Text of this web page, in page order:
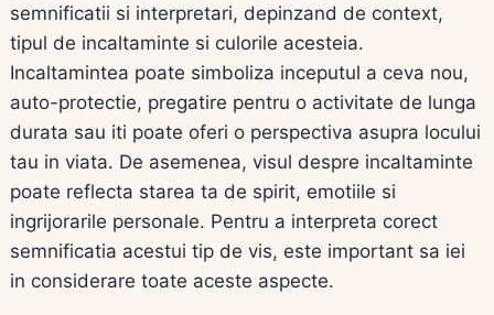
semnificatii si interpretari, depinzand de context,
tipul de incaltaminte si culorile acesteia.
Incaltamintea poate simboliza inceputul a ceva nou,
auto-protectie, pregatire pentru o activitate de lunga
durata sau iti poate oferi o perspectiva asupra locului
tau in viata. De asemenea, visul despre incaltaminte
poate reflecta starea ta de spirit, emotiile si
ingrijorarile personale. Pentru a interpreta corect
semnificatia acestui tip de vis, este important sa iei
in considerare toate aceste aspecte.